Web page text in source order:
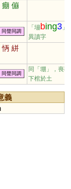
痭 傰
同聲同調
「塴bing3 」
異讀字
怲 絣
同聲同調
同「堋 」，喪
下棺於土
義